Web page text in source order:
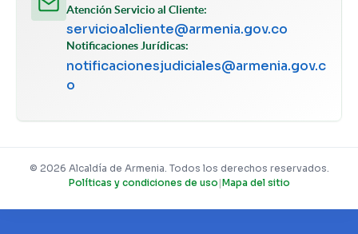
Atención Servicio al Cliente:
servicioalcliente@armenia.gov.co
Notificaciones Jurídicas:
notificacionesjudiciales@armenia.gov.c
o
© 2026 Alcaldía de Armenia. Todos los derechos reservados.
Políticas y condiciones de uso |Mapa del sitio